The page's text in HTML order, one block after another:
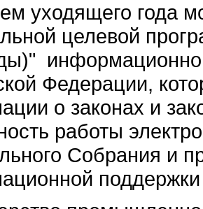
уходящего года
целевой
Федерации,
о законах и
работы
Собрания и